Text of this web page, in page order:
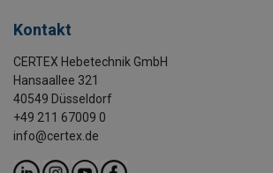
Kontakt
CERTEX Hebetechnik GmbH
Hansaallee 321
40549 Düsseldorf
+49 211 67009 0
info@certex.de